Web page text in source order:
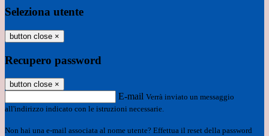
Seleziona utente
button close ×
Recupero password
button close ×
E-mail Verrà inviato un messaggio
all'indirizzo indicato con le istruzioni necessarie.
Non hai una e-mail associata al nome utente? Effettua il reset della password